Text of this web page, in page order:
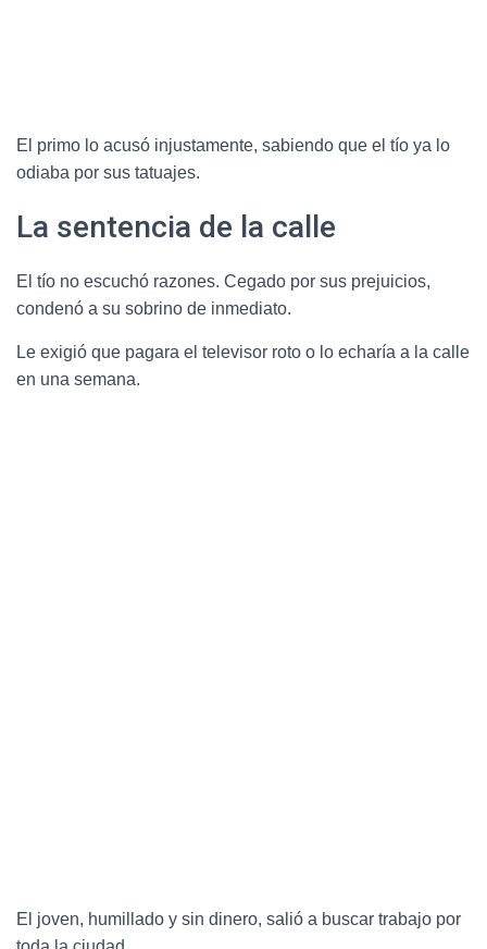
El primo lo acusó injustamente, sabiendo que el tío ya lo
odiaba por sus tatuajes.
La sentencia de la calle
El tío no escuchó razones. Cegado por sus prejuicios,
condenó a su sobrino de inmediato.
Le exigió que pagara el televisor roto o lo echaría a la calle
en una semana.
El joven, humillado y sin dinero, salió a buscar trabajo por